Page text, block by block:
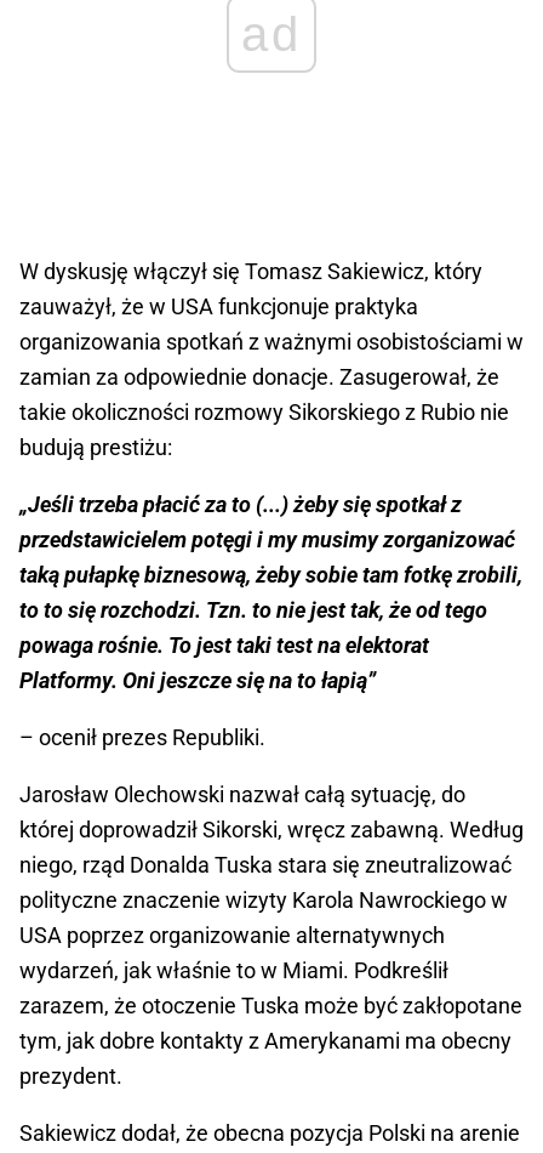
ad
W dyskusję włączył się Tomasz Sakiewicz, który
zauważył, że w USA funkcjonuje praktyka
organizowania spotkań z ważnymi osobistościami w
zamian za odpowiednie donacje. Zasugerował, że
takie okoliczności rozmowy Sikorskiego z Rubio nie
budują prestiżu:
„Jeśli trzeba płacić za to (...) żeby się spotkał z
przedstawicielem potęgi i my musimy zorganizować
taką pułapkę biznesową, żeby sobie tam fotkę zrobili,
to to się rozchodzi. Tzn. to nie jest tak, że od tego
powaga rośnie. To jest taki test na elektorat
Platformy. Oni jeszcze się na to łapią”
– ocenił prezes Republiki.
Jarosław Olechowski nazwał całą sytuację, do
której doprowadził Sikorski, wręcz zabawną. Według
niego, rząd Donalda Tuska stara się zneutralizować
polityczne znaczenie wizyty Karola Nawrockiego w
USA poprzez organizowanie alternatywnych
wydarzeń, jak właśnie to w Miami. Podkreślił
zarazem, że otoczenie Tuska może być zakłopotane
tym, jak dobre kontakty z Amerykanami ma obecny
prezydent.
Sakiewicz dodał, że obecna pozycja Polski na arenie